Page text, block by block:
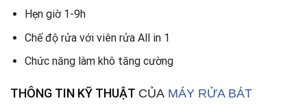
Hẹn giờ 1-9h
Chế độ rửa với viên rửa All in 1
Chức năng làm khô tăng cường
THÔNG TIN KỸ THUẬT CỦA MÁY RỬA BÁT